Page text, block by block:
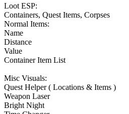
Loot ESP:
Containers, Quest Items, Corpses
Normal Items:
Name
Distance
Value
Container Item List
Misc Visuals:
Quest Helper ( Locations & Items )
Weapon Laser
Bright Night